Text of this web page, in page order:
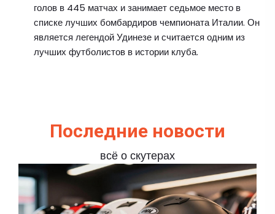
голов в 445 матчах и занимает седьмое место в
списке лучших бомбардиров чемпионата Италии. Он
является легендой Удинезе и считается одним из
лучших футболистов в истории клуба.
Последние новости
всё о скутерах